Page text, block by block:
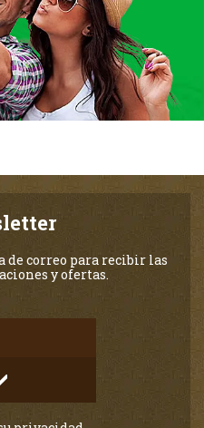
de correo para recibir las
y ofertas.